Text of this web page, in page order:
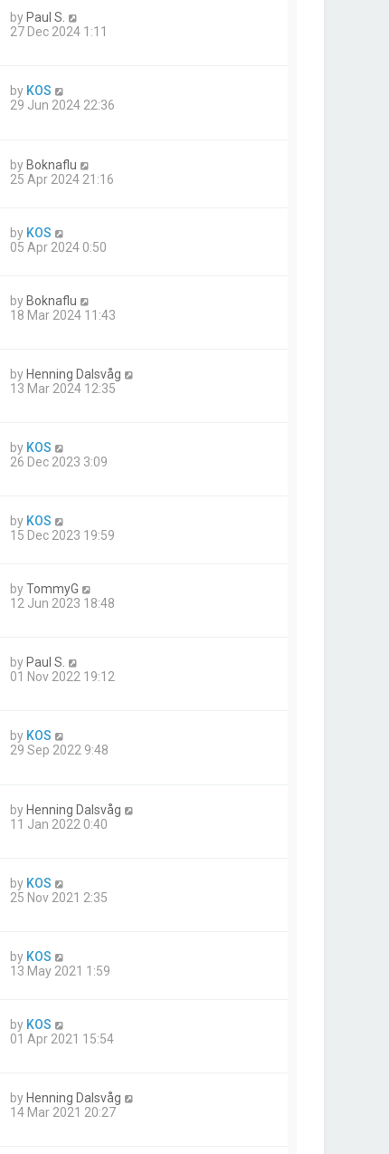
by Paul S.
27 Dec 2024 1:11
by KOS
29 Jun 2024 22:36
byBoknaflu
25 Apr 2024 21:16
by KOS
05 Apr 2024 0:50
byBoknaflu
18 Mar 2024 11:43
by Henning Dalsvåg
13 Mar 2024 12:35
by KOS
26 Dec 2023 3:09
by KOS
15 Dec 2023 19:59
byTommyG
12 Jun 2023 18:48
by Paul S.
01 Nov 2022 19:12
by KOS
29 Sep 2022 9:48
by Henning Dalsvåg
11 Jan 2022 0:40
by KOS
25 Nov 2021 2:35
by KOS
13 May 2021 1:59
by KOS
01 Apr 2021 15:54
by Henning Dalsvåg
14 Mar 2021 20:27